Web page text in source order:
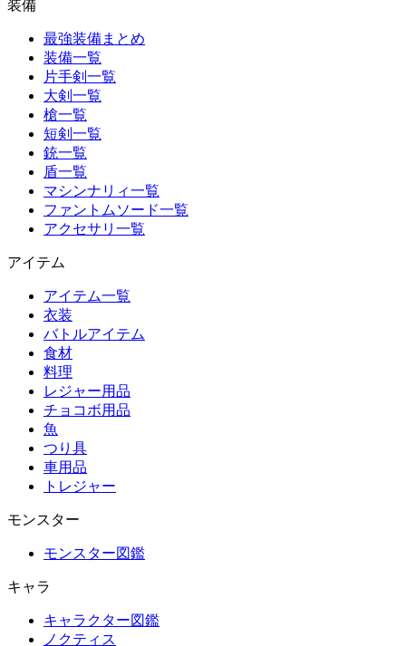
装備
最強装備まとめ
装備一覧
片手剣一覧
大剣一覧
槍一覧
短剣一覧
銃一覧
盾一覧
マシンナリィ一覧
ファントムソード一覧
アクセサリ一覧
アイテム
アイテム一覧
衣装
バトルアイテム
食材
料理
レジャー用品
チョコボ用品
魚
つり具
車用品
トレジャー
モンスター
モンスター図鑑
キャラ
キャラクター図鑑
ノクティス